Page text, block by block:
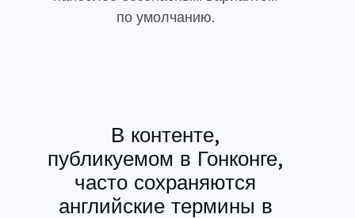
по умолчанию.
В контенте,
публикуемом в Гонконге,
часто сохраняются
английские термины в